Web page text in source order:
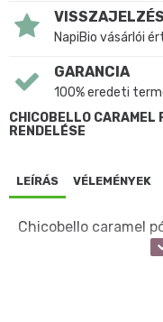
NapiBio vásárlói
GARANCIA
100% eredeti
CHICOBELLO CARAMEL
RENDELÉSE
LEÍRÁS VÉLEMÉNYEK
Chicobello caramel